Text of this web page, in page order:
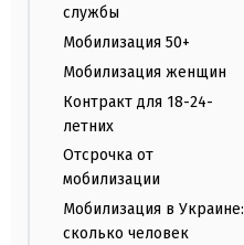
службы
Мобилизация 50+
Мобилизация женщин
Контракт для 18-24-
летних
Отсрочка от
мобилизации
Мобилизация в Украине:
сколько человек